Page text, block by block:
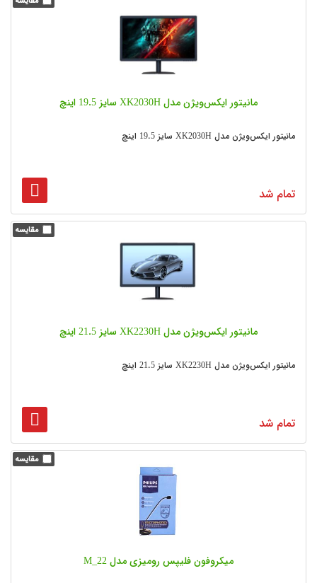
مانیتور ایکس‌ویژن مدل XK2030H سایز 19.5 اینچ
مانیتور ایکس‌ویژن مدل XK2030H سایز 19.5 اینچ
تمام شد
مانیتور ایکس‌ویژن مدل XK2230H سایز 21.5 اینچ
مانیتور ایکس‌ویژن مدل XK2230H سایز 21.5 اینچ
تمام شد
میکروفون فلیپس رومیزی مدل M_22